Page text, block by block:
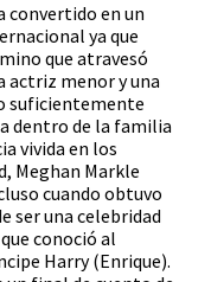
convertido en un
ya que
que atravesó
actriz menor y una
suficientemente
dentro de la familia
vivida en los
Meghan Markle
cuando obtuvo
ser una celebridad
conoció al
Harry (Enrique).